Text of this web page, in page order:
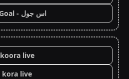
اس جول - AS Goal
koora live
kora live